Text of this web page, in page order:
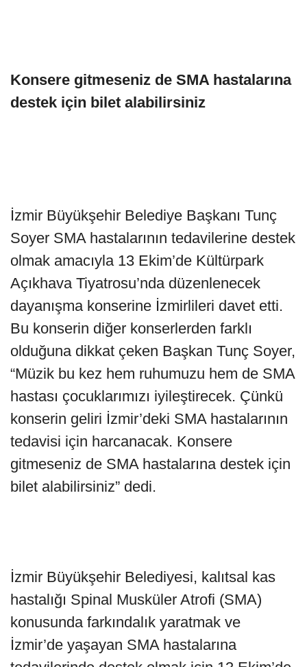
Konsere gitmeseniz de SMA hastalarına
destek için bilet alabilirsiniz
İzmir Büyükşehir Belediye Başkanı Tunç
Soyer SMA hastalarının tedavilerine destek
olmak amacıyla 13 Ekim’de Kültürpark
Açıkhava Tiyatrosu’nda düzenlenecek
dayanışma konserine İzmirlileri davet etti.
Bu konserin diğer konserlerden farklı
olduğuna dikkat çeken Başkan Tunç Soyer,
“Müzik bu kez hem ruhumuzu hem de SMA
hastası çocuklarımızı iyileştirecek. Çünkü
konserin geliri İzmir’deki SMA hastalarının
tedavisi için harcanacak. Konsere
gitmeseniz de SMA hastalarına destek için
bilet alabilirsiniz” dedi.
İzmir Büyükşehir Belediyesi, kalıtsal kas
hastalığı Spinal Musküler Atrofi (SMA)
konusunda farkındalık yaratmak ve
İzmir’de yaşayan SMA hastalarına